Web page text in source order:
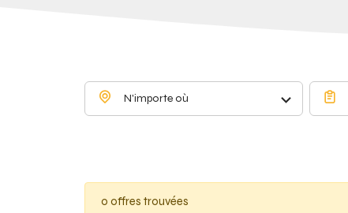
N'importe où
0 offres trouvées